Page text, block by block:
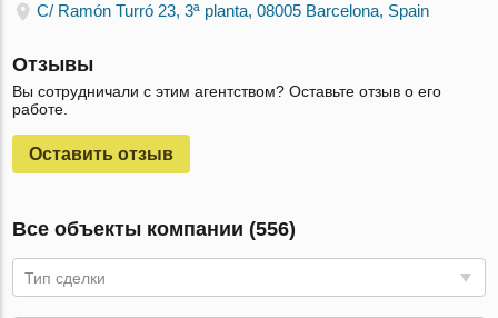
C/ Ramón Turró 23, 3ª planta, 08005 Barcelona, Spain
Отзывы
Вы сотрудничали с этим агентством? Оставьте отзыв о его
работе.
Оставить отзыв
Все объекты компании (556)
Тип сделки